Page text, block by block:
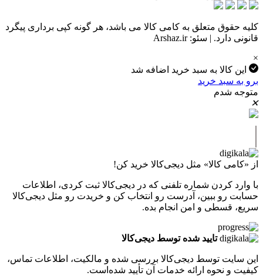
کلیه حقوق متعلق به کامی کالا می باشد، هر گونه کپی برداری پیگرد
قانونی دارد. | سئو: Arshaz.ir
×
این کالا به سبد خرید اضافه شد
برو به سبد خرید
متوجه شدم
✕
|
از «کامی کالا» مثل دیجی‌کالا خرید کن!
با وارد کردن شماره تلفنی که در دیجی‌کالا ثبت کردی، اطلاعات
حسابت رو ببین، آدرست رو انتخاب کن و خریدت رو مثل دیجی‌کالا
سریع، قسطی و امن انجام بده.
تایید شده توسط دیجی‌کالا
این سایت توسط دیجی‌کالا بررسی شده و مالکیت، اطلاعات تماس،
کیفیت و نحوه ارائه خدمات آن تأیید شده‌است.